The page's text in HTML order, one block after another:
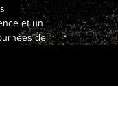
et un
de